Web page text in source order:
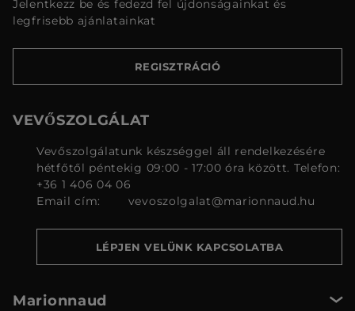
Jelentkezz be és fedezd fel újdonságainkat és
legfrisebb ajánlatainkat
REGISZTRÁCIÓ
VEVŐSZOLGÁLAT
Vevőszolgálatunk készséggel áll rendelkezésére
hétfőtől péntekig 09:00 - 17:00 óra között. Telefon:
+36 1 406 04 06
Email cím:
vevoszolgalat@marionnaud.hu
LÉPJEN VELÜNK KAPCSOLATBA
Marionnaud